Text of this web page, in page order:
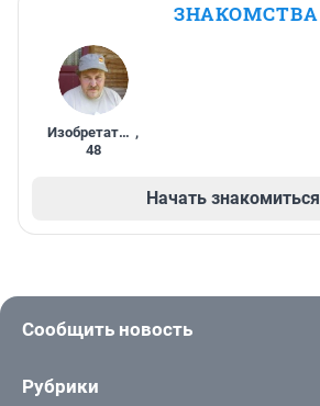
ЗНАКОМСТВА
Изобретатель ,
48
Начать знакомиться
Сообщить новость
Рубрики